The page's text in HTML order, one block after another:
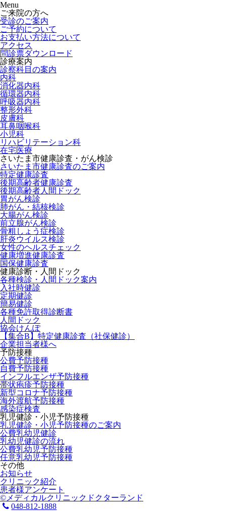
Menu
ご来院の方へ
受診のご案内
ご予約について
お支払い方法について
アクセス
問診票ダウンロード
診療案内
診察科目の案内
内科
消化器内科
循環器内科
呼吸器内科
整形外科
皮膚科
耳鼻咽喉科
小児科
リハビリテーション科
在宅医療
さいたま市健康診査・がん検診
さいたま市健康診査のご案内
特定健康診査
後期高齢者健康診査
後期高齢者人間ドック
胃がん検診
肺がん・結核検診
大腸がん検診
前立腺がん検診
骨粗しょう症検診
肝炎ウイルス検診
女性のヘルスチェック
健康増進健康診査
国保健康診査
健康診断・人間ドック
各種検診・人間ドック案内
入社時健診
定期健診
簡易健診
各種免許取得診断書
人間ドック
協会けんぽ
【集合B】特定健康診査（社保健診）
企業担当者様へ
予防接種
公費予防接種
自費予防接種
インフルエンザ予防接種
帯状疱疹予防接種
新型コロナ予防接種
海外渡航予防接種
感染症検査
乳児健診・小児予防接種
乳児健診・小児予防接種のご案内
公費乳幼児健診
乳幼児健診の流れ
公費乳幼児予防接種
任意乳幼児予防接種
その他
お知らせ
クリニック紹介
患者様アンケート
©メディカルクリニックドクターランド
048-812-1888